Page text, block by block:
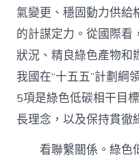
氣變更、穩固動力供給
的計謀定力。從國際看
狀況、精良綠色產物和
我國在“十五五”計劃綱
5項是綠色低碳相干目
長理念，以及保持貫徹
看聯繫關係。綠色